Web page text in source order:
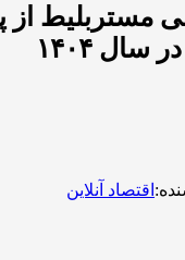
مستربلیط از
۱۴۰۴
اقتصاد آنلاین